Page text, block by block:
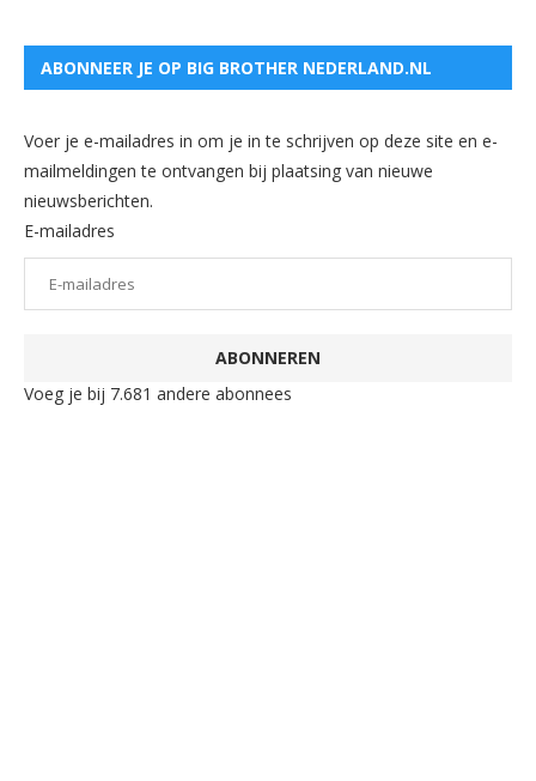
ABONNEER JE OP BIG BROTHER NEDERLAND.NL
Voer je e-mailadres in om je in te schrijven op deze site en e-
mailmeldingen te ontvangen bij plaatsing van nieuwe
nieuwsberichten.
E-mailadres
ABONNEREN
Voeg je bij 7.681 andere abonnees